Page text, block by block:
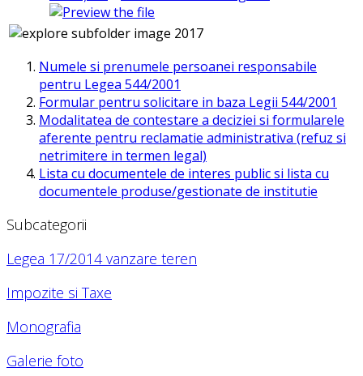
2017
Numele si prenumele persoanei responsabile
pentru Legea 544/2001
Formular pentru solicitare in baza Legii 544/2001
Modalitatea de contestare a deciziei si formularele
aferente pentru reclamatie administrativa (refuz si
netrimitere in termen legal)
Lista cu documentele de interes public si lista cu
documentele produse/gestionate de institutie
Subcategorii
Legea 17/2014 vanzare teren
Impozite si Taxe
Monografia
Galerie foto